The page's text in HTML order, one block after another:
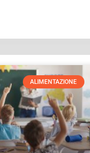
ALIMENTAZIONE